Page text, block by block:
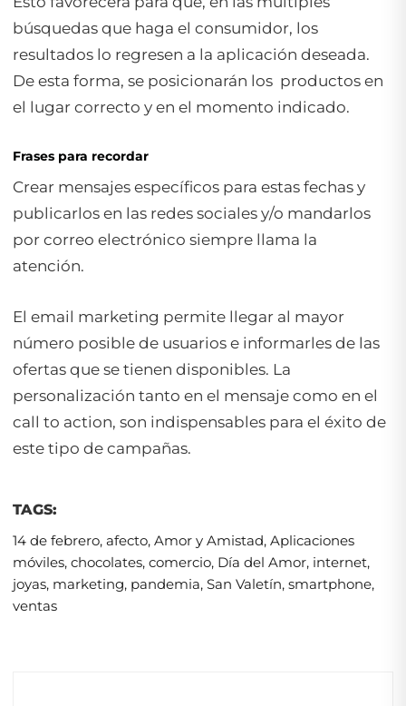
búsquedas que haga el consumidor, los
resultados lo regresen a la aplicación deseada.
De esta forma, se posicionarán los productos en
el lugar correcto y en el momento indicado.
Frases para recordar
Crear mensajes específicos para estas fechas y
publicarlos en las redes sociales y/o mandarlos
por correo electrónico siempre llama la
atención.
El email marketing permite llegar al mayor
número posible de usuarios e informarles de las
ofertas que se tienen disponibles. La
personalización tanto en el mensaje como en el
call to action, son indispensables para el éxito de
este tipo de campañas.
TAGS:
14 de febrero, afecto, Amor y Amistad, Aplicaciones
móviles, chocolates, comercio, Día del Amor, internet,
joyas, marketing, pandemia, San Valetín, smartphone,
ventas